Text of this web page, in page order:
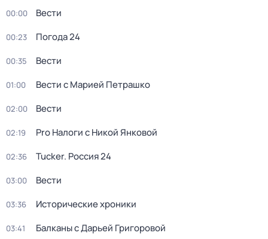
00:00 Вести
00:23 Погода 24
00:35 Вести
01:00 Вести с Марией Петрашко
02:00 Вести
02:19 Pro Налоги с Никой Янковой
02:36 Tucker. Россия 24
03:00 Вести
03:36 Исторические хроники
03:41 Балканы с Дарьей Григоровой